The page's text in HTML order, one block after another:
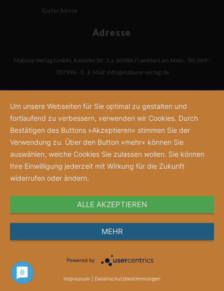
Gutscheine
Adresse
Mabuse-Verlag GmbH, Kasseler Str. 1 a, 60486 Frankfurt am Main , Tel: 069 -
707996 - 0 , E-Mail: info@mabuse-verlag.de
Um unsere Webseiten für Sie optimal zu gestalten und
fortlaufend zu verbessern, verwenden wir Cookies. Durch
Bestätigen des Buttons »Akzeptieren« stimmen Sie der
Verwendung zu. Über den Button »mehr« können Sie
auswählen, welche Cookies Sie zulassen wollen. Sie können
Ihre Einwilligung jederzeit mit Wirkung für die Zukunft
widerrufen oder ändern.
ALLE AKZEPTIEREN
MEHR
Powered by
Impressum Datenschutzbestimmungen